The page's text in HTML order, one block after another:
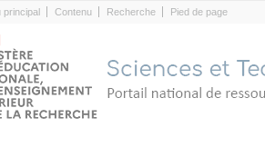
principal Contenu Recherche Pied de page